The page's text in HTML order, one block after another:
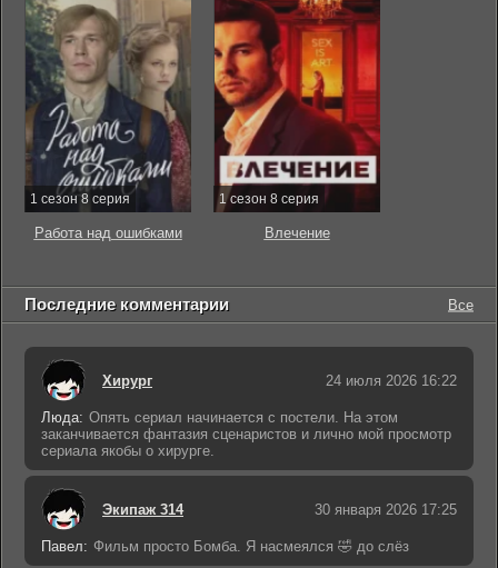
1 сезон 8 серия
Работа над ошибками
1 сезон 8 серия
Влечение
Последние комментарии Все
Хирург 24 июля 2026 16:22
Люда: Опять сериал начинается с постели. На этом
заканчивается фантазия сценаристов и лично мой просмотр
сериала якобы о хирурге.
Экипаж 314 30 января 2026 17:25
Павел: Фильм просто Бомба. Я насмеялся 🤣 до слёз